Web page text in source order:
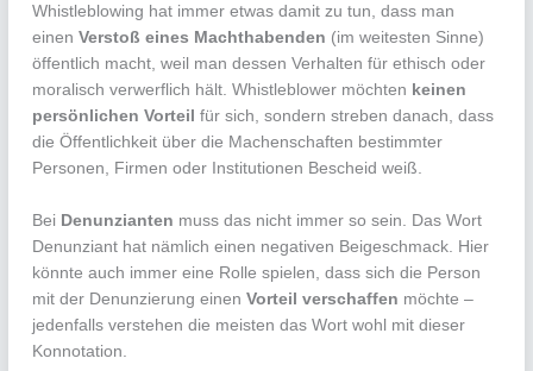
Whistleblowing hat immer etwas damit zu tun, dass man
einenVerstoß eines Machthabenden (im weitesten Sinne)
öffentlich macht, weil man dessen Verhalten für ethisch oder
moralisch verwerflich hält. Whistleblower möchten keinen
persönlichen Vorteil für sich, sondern streben danach, dass
die Öffentlichkeit über die Machenschaften bestimmter
Personen, Firmen oder Institutionen Bescheid weiß.
Bei Denunzianten muss das nicht immer so sein. Das Wort
Denunziant hat nämlich einen negativen Beigeschmack. Hier
könnte auch immer eine Rolle spielen, dass sich die Person
mit der Denunzierung einenVorteil verschaffen möchte –
jedenfalls verstehen die meisten das Wort wohl mit dieser
Konnotation.